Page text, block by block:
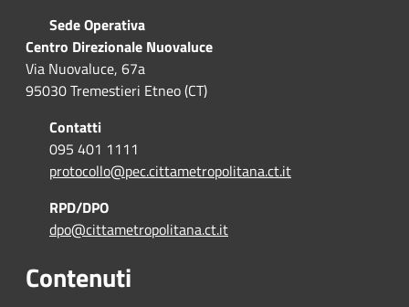
Sede Operativa
Centro Direzionale Nuovaluce
Via Nuovaluce, 67a
95030 Tremestieri Etneo (CT)
Contatti
095 401 1111
protocollo@pec.cittametropolitana.ct.it
RPD/DPO
dpo@cittametropolitana.ct.it
Contenuti